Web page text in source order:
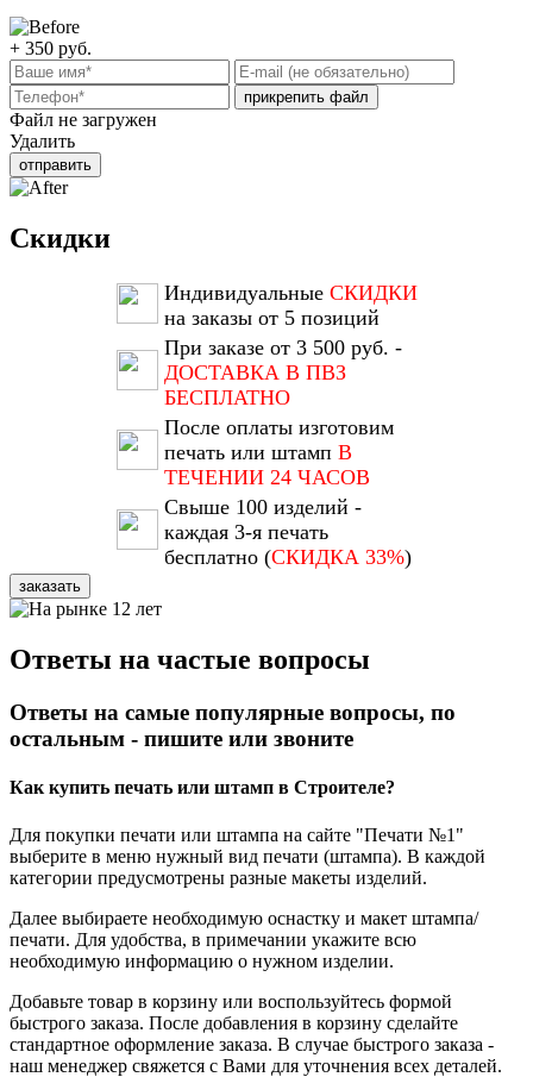
+ 350 руб.
прикрепить файл
Файл не загружен
Удалить
отправить
Скидки
Индивидуальные СКИДКИ
на заказы от 5 позиций
При заказе от 3 500 руб. -
ДОСТАВКА В ПВЗ
БЕСПЛАТНО
После оплаты изготовим
печать или штамп В
ТЕЧЕНИИ 24 ЧАСОВ
Свыше 100 изделий -
каждая 3-я печать
бесплатно (СКИДКА 33%)
заказать
Ответы на частые вопросы
Ответы на самые популярные вопросы, по
остальным - пишите или звоните
Как купить печать или штамп в Строителе?
Для покупки печати или штампа на сайте "Печати №1"
выберите в меню нужный вид печати (штампа). В каждой
категории предусмотрены разные макеты изделий.
Далее выбираете необходимую оснастку и макет штампа/
печати. Для удобства, в примечании укажите всю
необходимую информацию о нужном изделии.
Добавьте товар в корзину или воспользуйтесь формой
быстрого заказа. После добавления в корзину сделайте
стандартное оформление заказа. В случае быстрого заказа -
наш менеджер свяжется с Вами для уточнения всех деталей.